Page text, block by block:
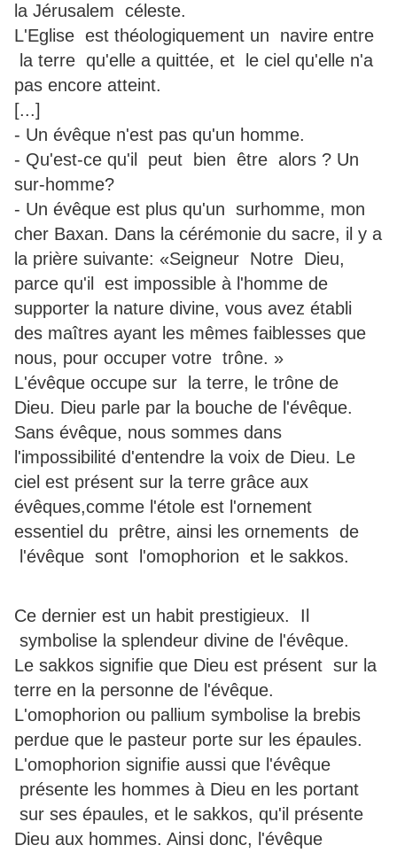
la Jérusalem céleste.
L'Eglise est théologiquement un navire entre
la terre qu'elle a quittée, et le ciel qu'elle n'a
pas encore atteint.
[...]
- Un évêque n'est pas qu'un homme.
- Qu'est-ce qu'il peut bien être alors ? Un
sur-homme?
- Un évêque est plus qu'un surhomme, mon
cher Baxan. Dans la cérémonie du sacre, il y a
la prière suivante: «Seigneur Notre Dieu,
parce qu'il est impossible à l'homme de
supporter la nature divine, vous avez établi
des maîtres ayant les mêmes faiblesses que
nous, pour occuper votre trône. »
L'évêque occupe sur la terre, le trône de
Dieu. Dieu parle par la bouche de l'évêque.
Sans évêque, nous sommes dans
l'impossibilité d'entendre la voix de Dieu. Le
ciel est présent sur la terre grâce aux
évêques,comme l'étole est l'ornement
essentiel du prêtre, ainsi les ornements de
l'évêque sont l'omophorion et le sakkos.
Ce dernier est un habit prestigieux. Il
symbolise la splendeur divine de l'évêque.
Le sakkos signifie que Dieu est présent sur la
terre en la personne de l'évêque.
L'omophorion ou pallium symbolise la brebis
perdue que le pasteur porte sur les épaules.
L'omopho­rion signifie aussi que l'évêque
présente les hommes à Dieu en les portant
sur ses épaules, et le sakkos, qu'il présente
Dieu aux hommes. Ainsi donc, l'évêque